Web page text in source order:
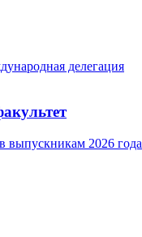
делегация
2026 года